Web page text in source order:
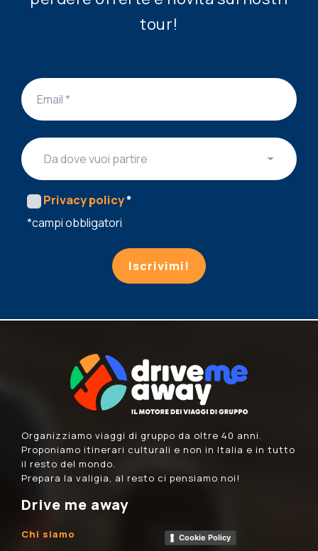
tour!
Da dove vuoi partire
Privacy policy*
*campi obbligatori
Iscrivimi!
Organizziamo viaggi di gruppo da oltre 40 anni.
Proponiamo itinerari culturali e non in Italia e in tutto
il resto del mondo.
Prepara la valigia, al resto ci pensiamo noi!
Drive me away
Chi siamo
Cookie Policy